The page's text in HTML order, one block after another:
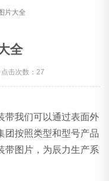
片大全
全
击次数：27
带我们可以通过表面外
团按照类型和型号产品
带图片 ，为辰力生产系